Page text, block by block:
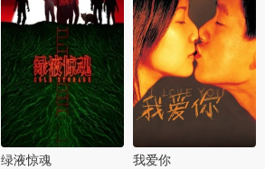
绿液惊魂 我爱你